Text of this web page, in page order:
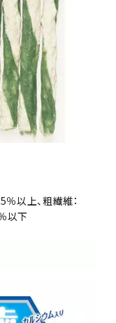
以上、粗繊維：
以下